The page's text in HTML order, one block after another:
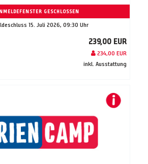
GESCHLOSSEN
15. Juli 2026, 09:30 Uhr
239,00 EUR
234,00 EUR
inkl. Ausstattung